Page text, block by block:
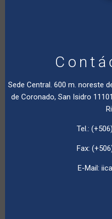
Sede Central. 600 m. noreste
de Coronado, San Isidro
Tel.:
Fax:
E-Mail: